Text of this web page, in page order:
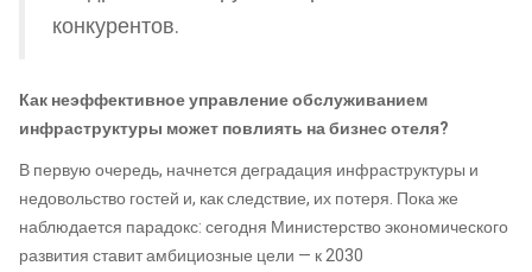
конкурентов.
Как неэффективное управление обслуживанием
инфраструктуры может повлиять на бизнес отеля?
В первую очередь, начнется деградация инфраструктуры и
недовольство гостей и, как следствие, их потеря. Пока же
наблюдается парадокс: сегодня Министерство экономического
развития ставит амбициозные цели — к 2030